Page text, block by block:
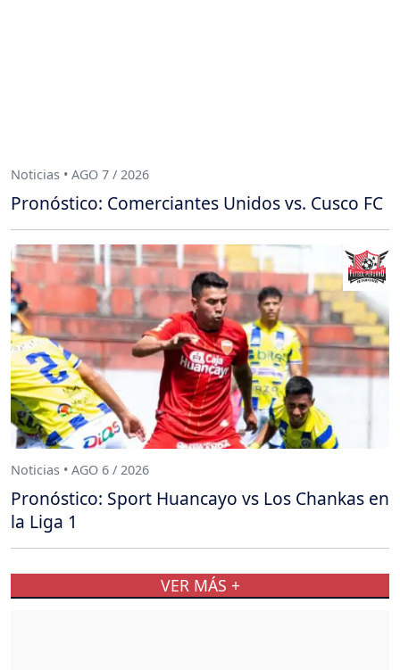
Noticias • AGO 7 / 2026
Pronóstico: Comerciantes Unidos vs. Cusco FC
Noticias • AGO 6 / 2026
Pronóstico: Sport Huancayo vs Los Chankas en
la Liga 1
VER MÁS +